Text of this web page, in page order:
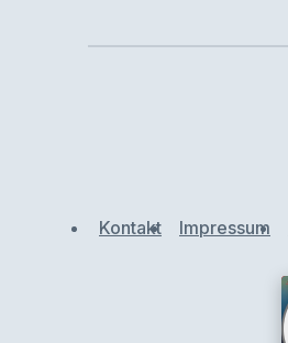
Kontakt Impressum